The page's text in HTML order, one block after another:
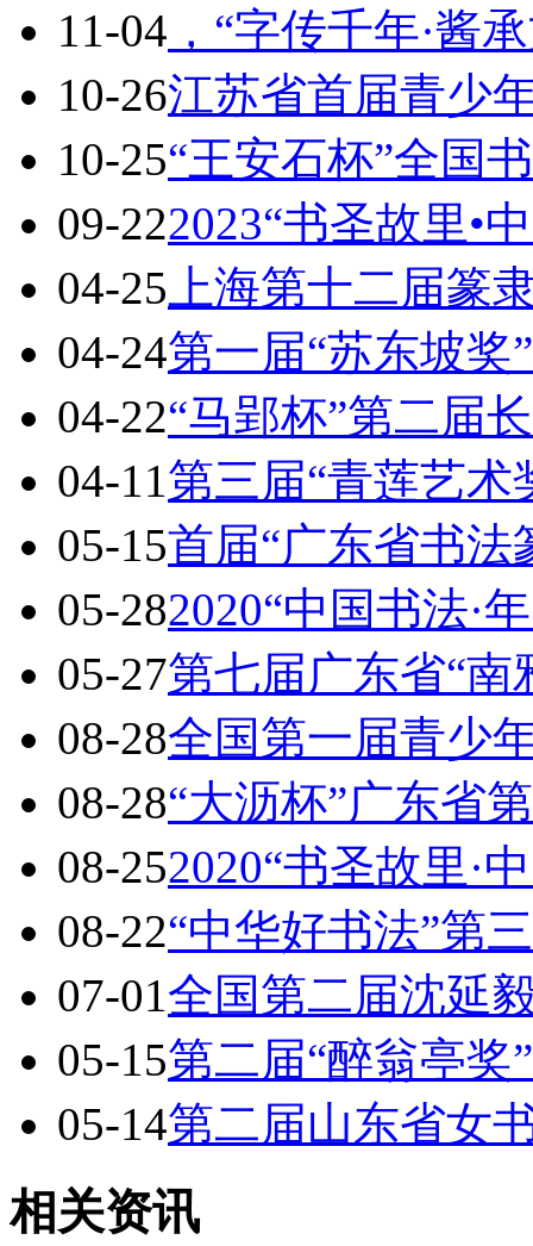
11-04 ，“字传千年·酱
10-26江苏省首届青少
10-25“王安石杯”全国
09-222023“书圣故里•
04-25 上海第十二届篆
04-24第一届“苏东坡
04-22“马郢杯”第二届
04-11第三届“青莲艺
05-15首届“广东省书
05-282020“中国书法·
05-27第七届广东省“
08-28全国第一届青少
08-28“大沥杯”广东省
08-252020“书圣故里·
08-22“中华好书法”第
07-01全国第二届沈延
05-15第二届“醉翁亭
05-14第二届山东省女
相关资讯